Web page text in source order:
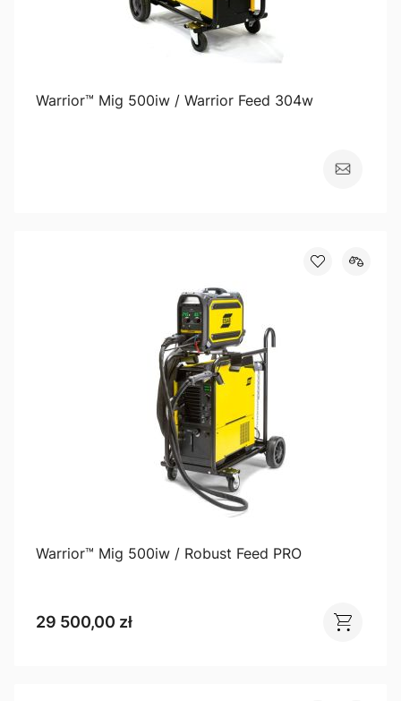
Warrior™ Mig 500iw / Warrior Feed 304w
Warrior™ Mig 500iw / Robust Feed PRO
29 500,00 zł